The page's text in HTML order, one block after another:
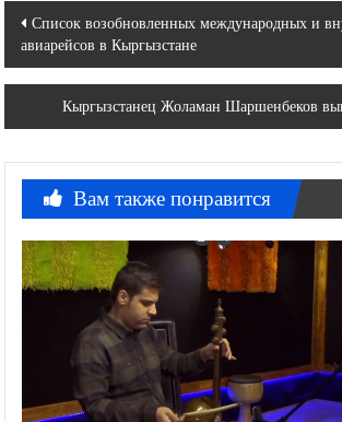
Навигация
по
записям
Cписок возобновленных международных и
авиарейсов в Кыргызстане
Кыргызстанец Жоламан Шаршенбеков
Вам также понравится